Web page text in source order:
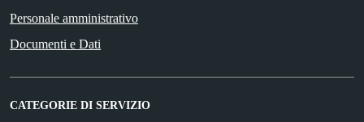
Personale amministrativo
Documenti e Dati
CATEGORIE DI SERVIZIO